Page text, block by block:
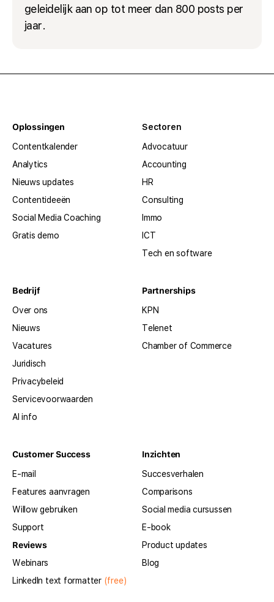
geleidelijk aan op tot meer dan 800 posts per
jaar.
Oplossingen
Contentkalender
Analytics
Nieuws updates
Contentideeën
Social Media Coaching
Gratis demo
Sectoren
Advocatuur
Accounting
HR
Consulting
Immo
ICT
Tech en software
Bedrijf
Over ons
Nieuws
Vacatures
Juridisch
Privacybeleid
Servicevoorwaarden
AI info
Partnerships
KPN
Telenet
Chamber of Commerce
Customer Success
E-mail
Features aanvragen
Willow gebruiken
Support
Reviews
Webinars
LinkedIn text formatter(free)
Inzichten
Succesverhalen
Comparisons
Social media cursussen
E-book
Product updates
Blog